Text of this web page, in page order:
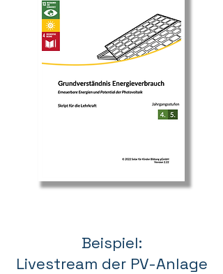
Beispiel:
Livestream der PV-Anlage